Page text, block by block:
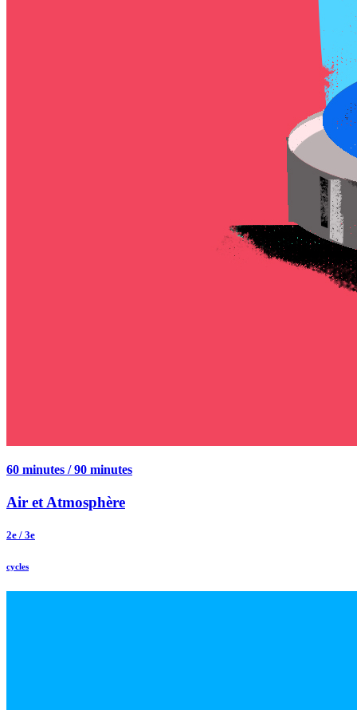
60 minutes / 90 minutes
Air et Atmosphère
2e / 3e
cycles